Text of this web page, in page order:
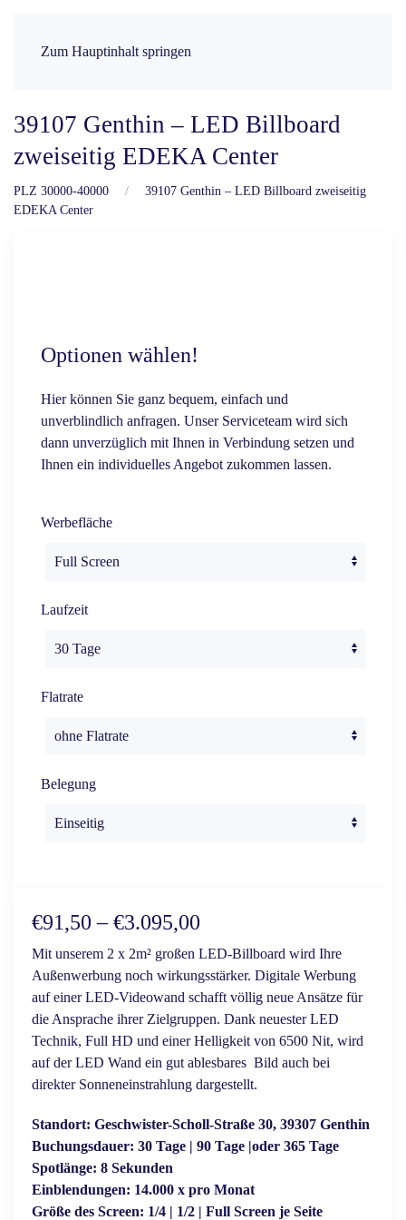
Zum Hauptinhalt springen
39107 Genthin – LED Billboard
zweiseitig EDEKA Center
PLZ 30000-40000
39107 Genthin – LED Billboard zweiseitig
EDEKA Center
Optionen wählen!
Hier können Sie ganz bequem, einfach und
unverblindlich anfragen. Unser Serviceteam wird sich
dann unverzüglich mit Ihnen in Verbindung setzen und
Ihnen ein individuelles Angebot zukommen lassen.
Werbefläche
Laufzeit
Flatrate
Belegung
€91,50 –€3.095,00
€91,50
bis
€3.095,00
Mit unserem 2 x 2m² großen LED-Billboard wird Ihre
Außenwerbung noch wirkungsstärker. Digitale Werbung
auf einer LED-Videowand schafft völlig neue Ansätze für
die Ansprache ihrer Zielgruppen. Dank neuester LED
Technik, Full HD und einer Helligkeit von 6500 Nit, wird
auf der LED Wand ein gut ablesbares Bild auch bei
direkter Sonneneinstrahlung dargestellt.
Standort: Geschwister-Scholl-Straße 30, 39307 Genthin
Buchungsdauer: 30 Tage | 90 Tage |oder 365 Tage
Spotlänge: 8 Sekunden
Einblendungen: 14.000 x pro Monat
Größe des Screen: 1/4 | 1/2 | Full Screen je Seite